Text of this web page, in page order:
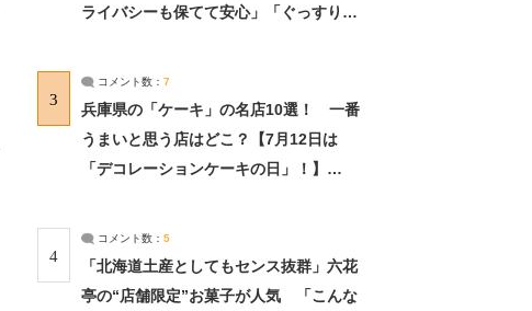
ライバシーも保てて安心」「ぐっすり眠
3
コメント数： 7
兵庫県の「ケーキ」の名店10選！ 一番
うまいと思う店はどこ？【7月12日は
「デコレーションケーキの日」！】
4
コメント数： 5
「北海道土産としてもセンス抜群」六花
亭の“店舗限定”お菓子が人気 「こんな